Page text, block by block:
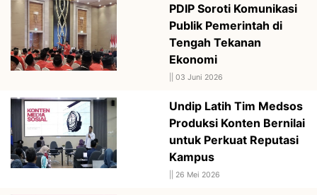
PDIP Soroti Komunikasi
Publik Pemerintah di
Tengah Tekanan
Ekonomi
03 Juni 2026
Undip Latih Tim Medsos
Produksi Konten Bernilai
untuk Perkuat Reputasi
Kampus
26 Mei 2026